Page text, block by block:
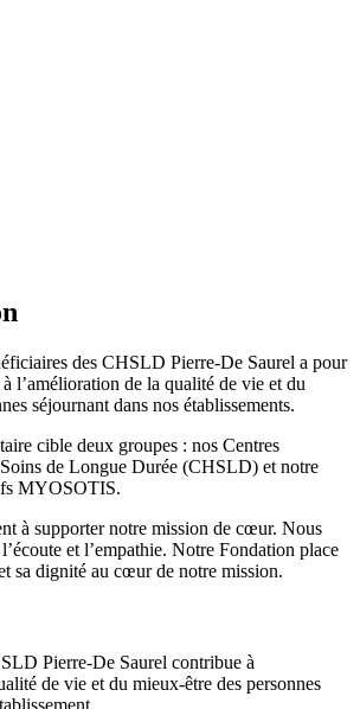
des CHSLD Pierre-De Saurel a pour
l’amélioration de la qualité de vie et du
séjournant dans nos établissements.
cible deux groupes : nos Centres
de Longue Durée (CHSLD) et notre
MYOSOTIS.
à supporter notre mission de cœur. Nous
et l’empathie. Notre Fondation place
sa dignité au cœur de notre mission.
Pierre-De Saurel contribue à
de vie et du mieux-être des personnes